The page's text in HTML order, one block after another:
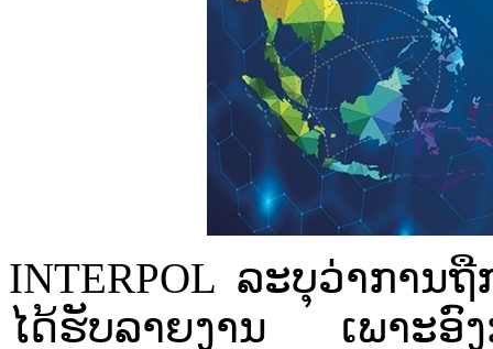
INTERPOL ລະ​ບຸ​ວ່າ​ການ​
ໄດ້ຮັບ​ລາຍ​ງານ​ ເພາະ​ອົ